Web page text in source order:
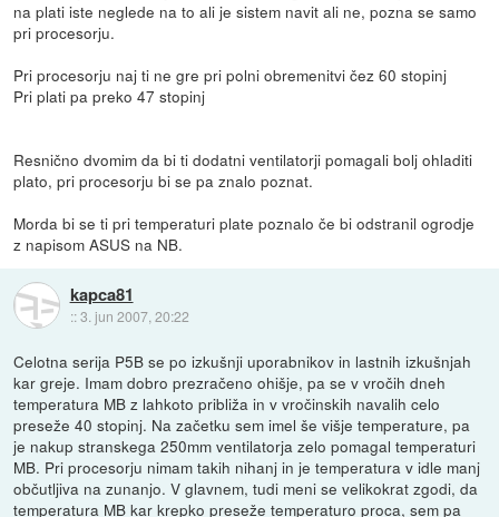
na plati iste neglede na to ali je sistem navit ali ne, pozna se samo
pri procesorju.
Pri procesorju naj ti ne gre pri polni obremenitvi čez 60 stopinj
Pri plati pa preko 47 stopinj
Resnično dvomim da bi ti dodatni ventilatorji pomagali bolj ohladiti
plato, pri procesorju bi se pa znalo poznat.
Morda bi se ti pri temperaturi plate poznalo če bi odstranil ogrodje
z napisom ASUS na NB.
kapca81
::3. jun 2007, 20:22
Celotna serija P5B se po izkušnji uporabnikov in lastnih izkušnjah
kar greje. Imam dobro prezračeno ohišje, pa se v vročih dneh
temperatura MB z lahkoto približa in v vročinskih navalih celo
preseže 40 stopinj. Na začetku sem imel še višje temperature, pa
je nakup stranskega 250mm ventilatorja zelo pomagal temperaturi
MB. Pri procesorju nimam takih nihanj in je temperatura v idle manj
občutljiva na zunanjo. V glavnem, tudi meni se velikokrat zgodi, da
temperatura MB kar krepko preseže temperaturo proca, sem pa